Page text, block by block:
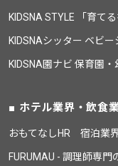
KIDSNA STYLE 「育て
KIDSNAシッター ベビ
KIDSNA園ナビ 保育園
ホテル業界・飲食
おもてなしHR 宿泊業
FURUMAU - 調理師専